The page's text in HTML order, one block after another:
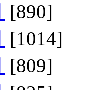
[890]
[1014]
[809]